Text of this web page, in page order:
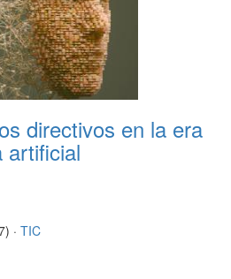
directivos en la era
artificial
· TIC